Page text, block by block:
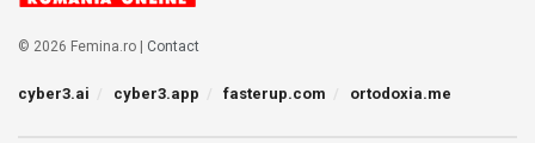
© 2026 Femina.ro | Contact
cyber3.ai cyber3.app fasterup.com ortodoxia.me